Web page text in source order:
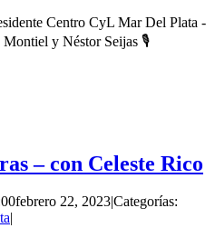
Centro CyL Mar Del Plata -
y Néstor Seijas 🎙
– con Celeste Rico
febrero 22, 2023|Categorías:
|